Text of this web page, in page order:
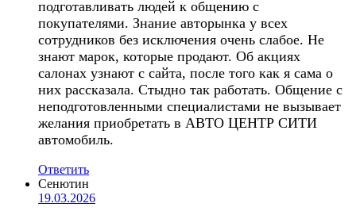
подготавливать людей к общению с
покупателями. Знание авторынка у всех
сотрудников без исключения очень слабое. Не
знают марок, которые продают. Об акциях
салонах узнают с сайта, после того как я сама о
них рассказала. Стыдно так работать. Общение с
неподготовленными специалистами не вызывает
желания приобретать в АВТО ЦЕНТР СИТИ
автомобиль.
Ответить
Сенютин
19.03.2026